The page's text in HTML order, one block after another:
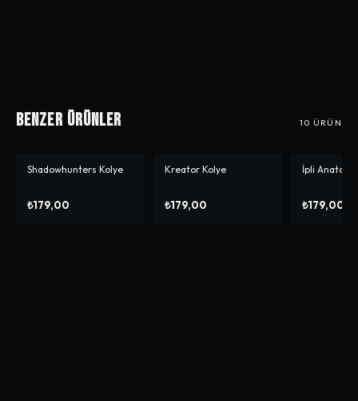
Benzer Ürünler 10 ÜRÜN
Shadowhunters Kolye
₺179,00
Kreator Kolye
₺179,00
İpli
₺179,00